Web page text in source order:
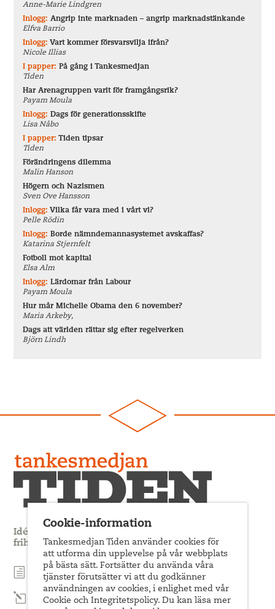
Anne-Marie Lindgren
Inlogg:Angrip inte marknaden – angrip marknadstänkande
Elfva Barrio
Inlogg: Vart kommer försvarsvilja ifrån?
Nicole Illias
I papper:På gång i Tankesmedjan
Tiden
Har Arenagruppen varit för framgångsrik?
Payam Moula
Inlogg:Dags för generationsskifte
Lisa Nåbo
I papper:Tiden tipsar
Tiden
Förändringens dilemma
Malin Hanson
Högern och Nazismen
Sven Ove Hansson
Inlogg: Vilka får vara med i vårt vi?
Pelle Rödin
Inlogg:Borde nämndemannasystemet avskaffas?
Katarina Stjernfelt
Fotboll mot kapital
Elsa Alm
Inlogg:Lärdomar från Labour
Payam Moula
Hur mår Michelle Obama den 6 november?
Maria Arkeby,
Dags att världen rättar sig efter regelverken
Björn Lindh
Idédebatt och analys som förnyar arbetarrörelsens
frihets- och jämlikhetssträvan
Prenumerera på nyhetsbrev
Prenumerera på Tiden Magasin
Cookie-information
Tankesmedjan Tiden använder cookies för
att utforma din upplevelse på vår webbplats
på bästa sätt. Fortsätter du använda våra
tjänster förutsätter vi att du godkänner
användningen av cookies, i enlighet med vår
Cookie och Integritetspolicy. Du kan läsa mer